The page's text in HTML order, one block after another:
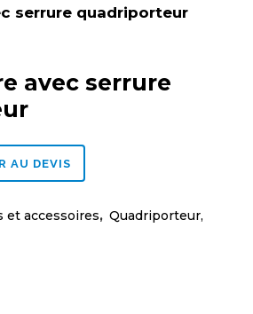
serrure quadriporteur
avec serrure
AU DEVIS
et accessoires, Quadriporteur,